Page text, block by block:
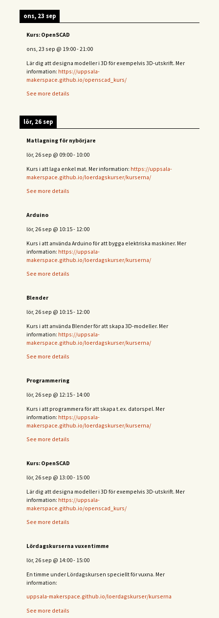
ons, 23 sep
Kurs: OpenSCAD
ons, 23 sep @ 19:00-21:00
Lär dig att designa modeller i 3D för exempelvis 3D-utskrift. Mer
information: https://uppsala-
makerspace.github.io/openscad_kurs/
See more details
lör, 26 sep
Matlagning för nybörjare
lör, 26 sep @ 09:00- 10:00
Kurs i att laga enkel mat. Mer information: https://uppsala-
makerspace.github.io/loerdagskurser/kurserna/
See more details
Arduino
lör, 26 sep @ 10:15- 12:00
Kurs i att använda Arduino för att bygga elektriska maskiner. Mer
information: https://uppsala-
makerspace.github.io/loerdagskurser/kurserna/
See more details
Blender
lör, 26 sep @ 10:15- 12:00
Kurs i att använda Blender för att skapa 3D-modeller. Mer
information: https://uppsala-
makerspace.github.io/loerdagskurser/kurserna/
See more details
Programmering
lör, 26 sep @ 12:15- 14:00
Kurs i att programmera för att skapa t.ex. datorspel. Mer
information: https://uppsala-
makerspace.github.io/loerdagskurser/kurserna/
See more details
Kurs: OpenSCAD
lör, 26 sep @ 13:00- 15:00
Lär dig att designa modeller i 3D för exempelvis 3D-utskrift. Mer
information: https://uppsala-
makerspace.github.io/openscad_kurs/
See more details
Lördagskurserna vuxentimme
lör, 26 sep @ 14:00- 15:00
En timme under Lördagskursen speciellt för vuxna. Mer
information:
uppsala-makerspace.github.io/loerdagskurser/kurserna
See more details